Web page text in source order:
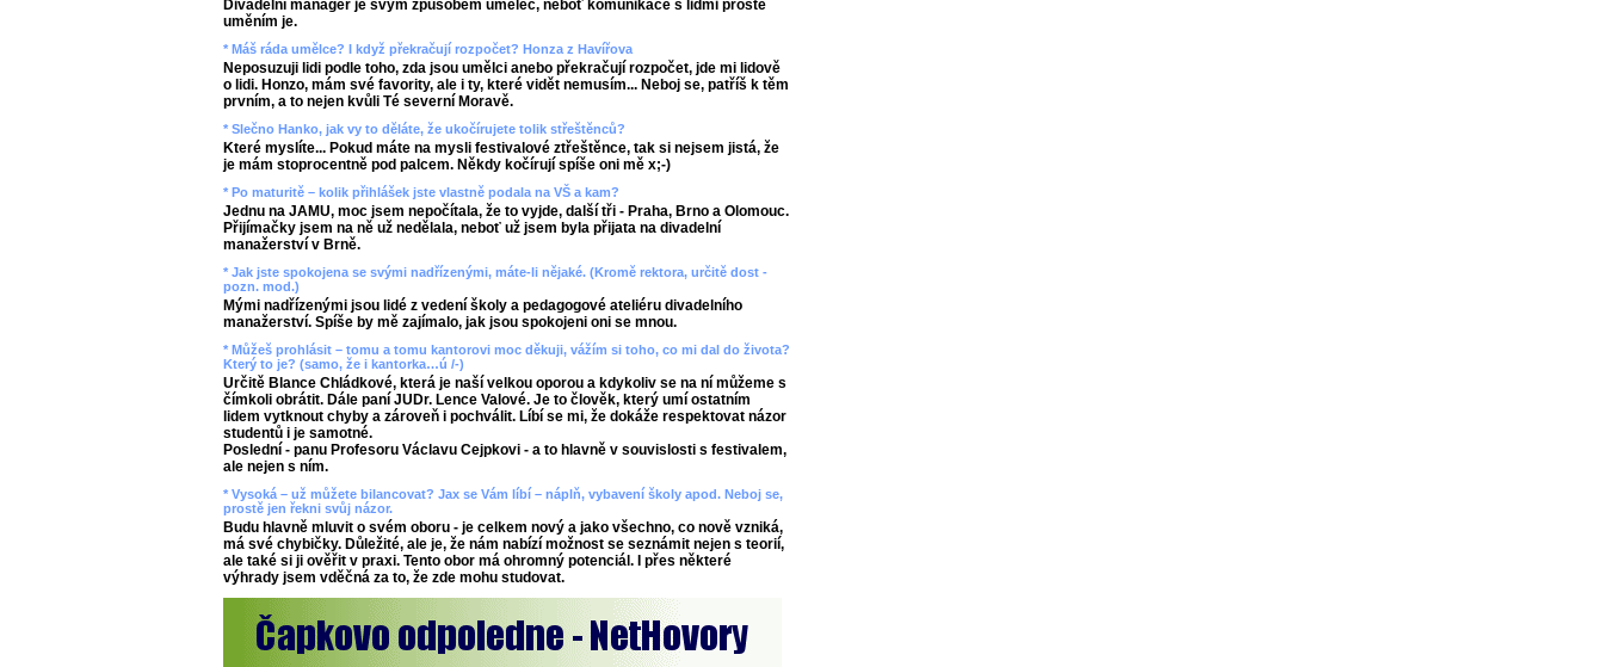
Divadelní manager je svým způsobem umělec, neboť komunikace s lidmi prostě
uměním je.
* Máš ráda umělce? I když překračují rozpočet? Honza z Havířova
Neposuzuji lidi podle toho, zda jsou umělci anebo překračují rozpočet, jde mi lidově
o lidi. Honzo, mám své favority, ale i ty, které vidět nemusím... Neboj se, patříš k těm
prvním, a to nejen kvůli Té severní Moravě.
* Slečno Hanko, jak vy to děláte, že ukočírujete tolik střeštěnců?
Které myslíte... Pokud máte na mysli festivalové ztřeštěnce, tak si nejsem jistá, že
je mám stoprocentně pod palcem. Někdy kočírují spíše oni mě x;-)
* Po maturitě – kolik přihlášek jste vlastně podala na VŠ a kam?
Jednu na JAMU, moc jsem nepočítala, že to vyjde, další tři - Praha, Brno a Olomouc.
Přijímačky jsem na ně už nedělala, neboť už jsem byla přijata na divadelní
manažerství v Brně.
* Jak jste spokojena se svými nadřízenými, máte-li nějaké. (Kromě rektora, určitě dost -
pozn. mod.)
Mými nadřízenými jsou lidé z vedení školy a pedagogové ateliéru divadelního
manažerství. Spíše by mě zajímalo, jak jsou spokojeni oni se mnou.
* Můžeš prohlásit – tomu a tomu kantorovi moc děkuji, vážím si toho, co mi dal do života?
Který to je? (samo, že i kantorka…ú /-)
Určitě Blance Chládkové, která je naší velkou oporou a kdykoliv se na ní můžeme s
čímkoli obrátit. Dále paní JUDr. Lence Valové. Je to člověk, který umí ostatním
lidem vytknout chyby a zároveň i pochválit. Líbí se mi, že dokáže respektovat názor
studentů i je samotné.
Poslední - panu Profesoru Václavu Cejpkovi - a to hlavně v souvislosti s festivalem,
ale nejen s ním.
* Vysoká – už můžete bilancovat? Jax se Vám líbí – náplň, vybavení školy apod. Neboj se,
prostě jen řekni svůj názor.
Budu hlavně mluvit o svém oboru - je celkem nový a jako všechno, co nově vzniká,
má své chybičky. Důležité, ale je, že nám nabízí možnost se seznámit nejen s teorií,
ale také si ji ověřit v praxi. Tento obor má ohromný potenciál. I přes některé
výhrady jsem vděčná za to, že zde mohu studovat.